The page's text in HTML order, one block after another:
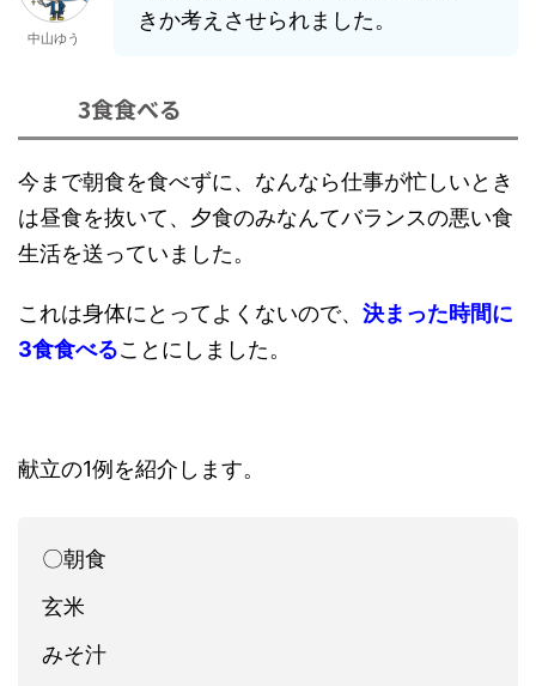
中山ゆう
きか考えさせられました。
3食食べる
今まで朝食を食べずに、なんなら仕事が忙しいとき
は昼食を抜いて、夕食のみなんてバランスの悪い食
生活を送っていました。
これは身体にとってよくないので、 決まった時間に
3食食べることにしました。
献立の1例を紹介します。
〇朝食
玄米
みそ汁